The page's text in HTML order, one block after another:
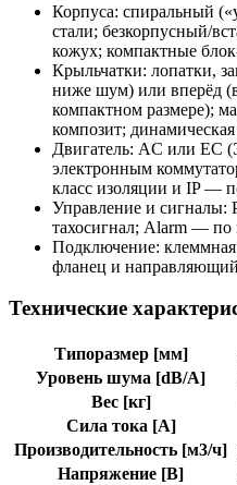
Корпуса: спиральный
стали; безкорпусный/
кожух; компактные
Крыльчатки: лопатки,
ниже шум) или вперёд
компактном размере);
композит;
Двигатель: AC или EC
электронным
класс изоляции и IP —
Управление и
тахосигнал; Alarm — по
Подключение: клеммная
фланец и
Технические
Типоразмер [мм]
Уровень шума [dB/A]
Вес [кг]
Сила тока [A]
Производительность [м3/ч]
Напряжение [В]